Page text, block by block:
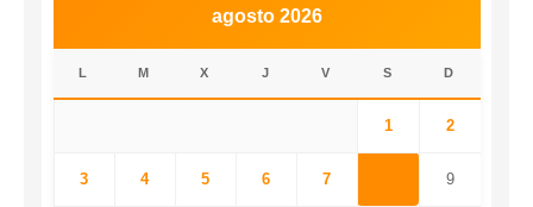
agosto 2026
L M X J V S D
1 2
3 4 5 6 7 9